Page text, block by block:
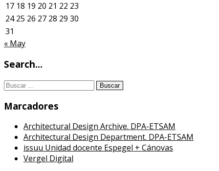
17 18 19 20 21 22 23
24 25 26 27 28 29 30
31
« May
Search…
Buscar:
Marcadores
Architectural Design Archive. DPA-ETSAM
Architectural Design Department. DPA-ETSAM
issuu Unidad docente Espegel + Cánovas
Vergel Digital